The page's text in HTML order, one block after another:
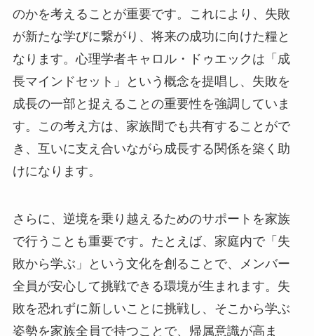
のかを考えることが重要です。これにより、失敗
が新たな学びに繋がり、将来の成功に向けた糧と
なります。心理学者キャロル・ドゥエックは「成
長マインドセット」という概念を提唱し、失敗を
成長の一部と捉えることの重要性を強調していま
す。この考え方は、家族間でも共有することがで
き、互いに支え合いながら成長する関係を築く助
けになります。
さらに、逆境を乗り越えるためのサポートを家族
で行うことも重要です。たとえば、家庭内で「失
敗から学ぶ」という文化を創ることで、メンバー
全員が安心して挑戦できる環境が生まれます。失
敗を恐れずに新しいことに挑戦し、そこから学ぶ
姿勢を家族全員で持つことで、帰属意識が高ま